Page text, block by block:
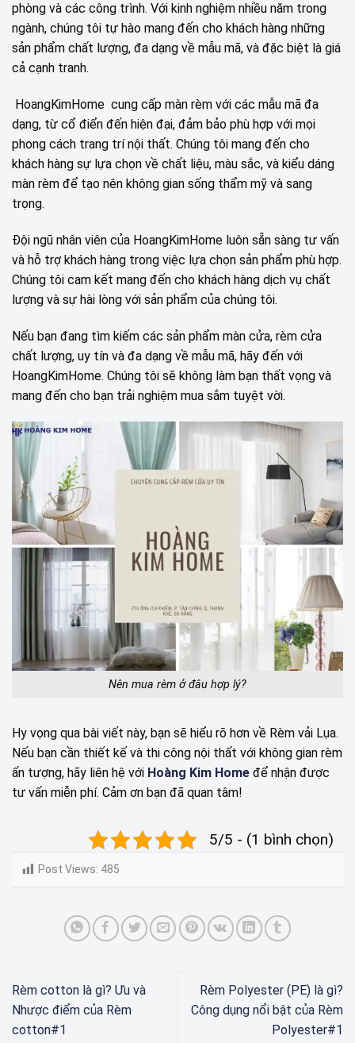
phòng và các công trình. Với kinh nghiệm nhiều năm trong
ngành, chúng tôi tự hào mang đến cho khách hàng những
sản phẩm chất lượng, đa dạng về mẫu mã, và đặc biệt là giá
cả cạnh tranh.
HoangKimHome cung cấp màn rèm với các mẫu mã đa
dạng, từ cổ điển đến hiện đại, đảm bảo phù hợp với mọi
phong cách trang trí nội thất. Chúng tôi mang đến cho
khách hàng sự lựa chọn về chất liệu, màu sắc, và kiểu dáng
màn rèm để tạo nên không gian sống thẩm mỹ và sang
trọng.
Đội ngũ nhân viên của HoangKimHome luôn sẵn sàng tư vấn
và hỗ trợ khách hàng trong việc lựa chọn sản phẩm phù hợp.
Chúng tôi cam kết mang đến cho khách hàng dịch vụ chất
lượng và sự hài lòng với sản phẩm của chúng tôi.
Nếu bạn đang tìm kiếm các sản phẩm màn cửa, rèm cửa
chất lượng, uy tín và đa dạng về mẫu mã, hãy đến với
HoangKimHome. Chúng tôi sẽ không làm bạn thất vọng và
mang đến cho bạn trải nghiệm mua sắm tuyệt vời.
Nên mua rèm ở đâu hợp lý?
Hy vọng qua bài viết này, bạn sẽ hiểu rõ hơn về Rèm vải Lụa.
Nếu bạn cần thiết kế và thi công nội thất với không gian rèm
ấn tượng, hãy liên hệ với Hoàng Kim Home để nhận được
tư vấn miễn phí. Cảm ơn bạn đã quan tâm!
5/5 - (1 bình chọn)
Post Views: 485
Rèm cotton là gì? Ưu và
Nhược điểm của Rèm
cotton#1
Rèm Polyester (PE) là gì?
Công dụng nổi bật của Rèm
Polyester#1